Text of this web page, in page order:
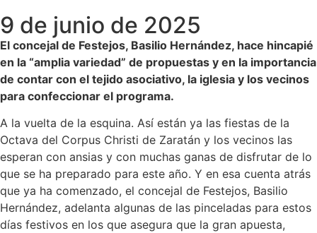
9 de junio de 2025
El concejal de Festejos, Basilio Hernández, hace hincapié
en la “amplia variedad” de propuestas y en la importancia
de contar con el tejido asociativo, la iglesia y los vecinos
para confeccionar el programa.
A la vuelta de la esquina. Así están ya las fiestas de la
Octava del Corpus Christi de Zaratán y los vecinos las
esperan con ansias y con muchas ganas de disfrutar de lo
que se ha preparado para este año. Y en esa cuenta atrás
que ya ha comenzado, el concejal de Festejos, Basilio
Hernández, adelanta algunas de las pinceladas para estos
días festivos en los que asegura que la gran apuesta,